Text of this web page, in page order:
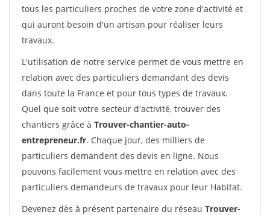
tous les particuliers proches de votre zone d'activité et
qui auront besoin d'un artisan pour réaliser leurs
travaux.
L'utilisation de notre service permet de vous mettre en
relation avec des particuliers demandant des devis
dans toute la France et pour tous types de travaux.
Quel que soit votre secteur d'activité, trouver des
chantiers grâce à Trouver-chantier-auto-
entrepreneur.fr. Chaque jour, des milliers de
particuliers demandent des devis en ligne. Nous
pouvons facilement vous mettre en relation avec des
particuliers demandeurs de travaux pour leur Habitat.
Devenez dès à présent partenaire du réseau Trouver-